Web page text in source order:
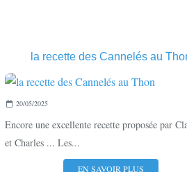
RECETTES
la recette des Cannelés au
20/05/2025
Encore une excellente recette proposée par
et Charles ... Les...
EN SAVOIR PLUS